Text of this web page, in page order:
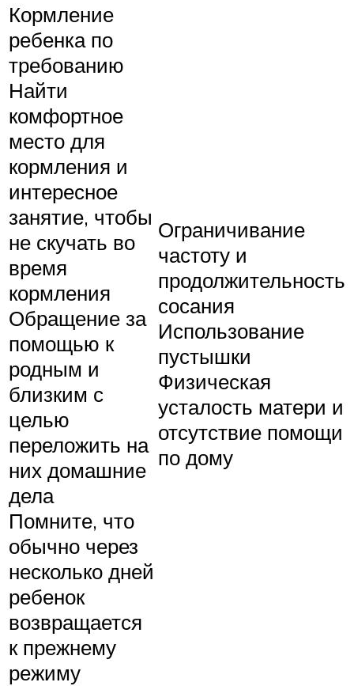
Кормление
ребенка по
требованию
Найти
комфортное
место для
кормления и
интересное
занятие, чтобы
не скучать во
время
кормления
Обращение за
помощью к
родным и
близким с
целью
переложить на
них домашние
дела
Помните, что
обычно через
несколько дней
ребенок
возвращается
к прежнему
режиму
Ограничивание
частоту и
продолжительность
сосания
Использование
пустышки
Физическая
усталость матери и
отсутствие помощи
по дому